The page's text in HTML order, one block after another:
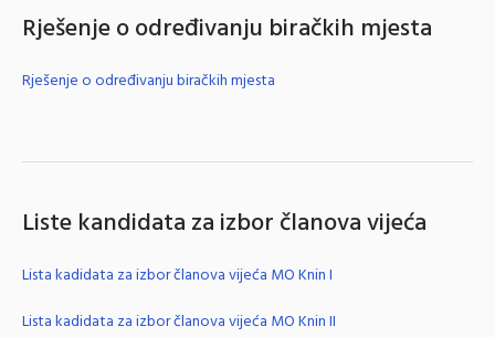
Rješenje o određivanju biračkih mjesta
Rješenje o određivanju biračkih mjesta
Liste kandidata za izbor članova vijeća
Lista kadidata za izbor članova vijeća MO Knin I
Lista kadidata za izbor članova vijeća MO Knin II